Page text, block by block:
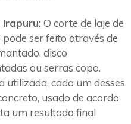
O corte de laje de
ser feito através de
disco
ou serras copo.
cada um desses
usado de acordo
um resultado final